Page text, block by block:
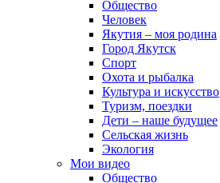
Общество
Человек
Якутия – моя родина
Город Якутск
Спорт
Охота и рыбалка
Культура и искусство
Туризм, поездки
Дети – наше будущее
Сельская жизнь
Экология
Мои видео
Общество